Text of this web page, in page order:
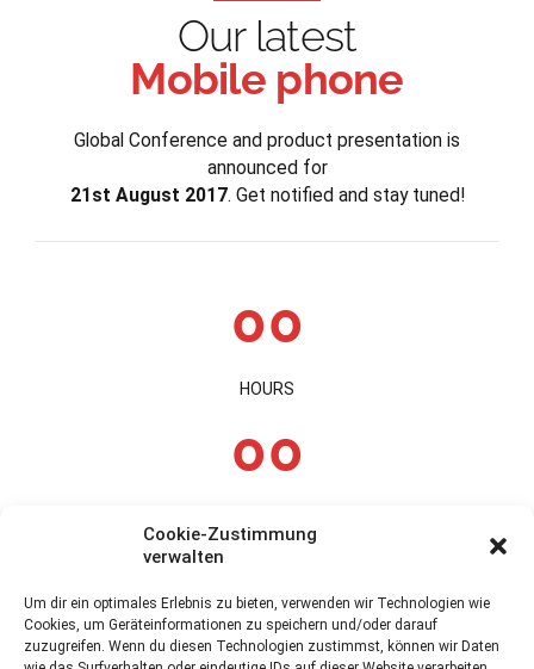
Cookie-Zustimmung
verwalten
Um dir ein optimales Erlebnis zu bieten, verwenden wir Technologien wie
Cookies, um Geräteinformationen zu speichern und/oder darauf
zuzugreifen. Wenn du diesen Technologien zustimmst, können wir Daten
Our latest
Mobile phone
Glob­al Con­fer­ence and prod­uct pre­sen­ta­tion is
announced for
21st August 2017. Get noti­fied and stay tuned!
0
0
0
0
HOURS
0
0
0
0
0
0
0
SEC­ONDS